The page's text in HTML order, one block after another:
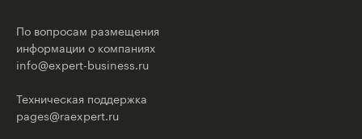
По вопросам размещения
информации о компаниях
info@expert-business.ru
Техническая поддержка
pages@raexpert.ru